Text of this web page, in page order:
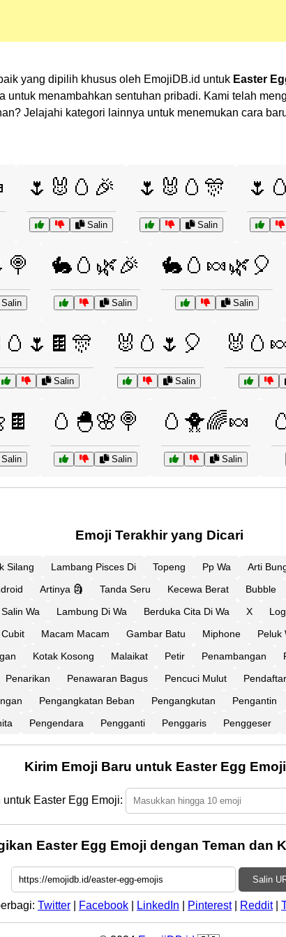
yang dipilih khusus oleh EmojiDB.id untuk Easter
menambahkan sentuhan pribadi. Kami telah
Jelajahi kategori lainnya untuk menemukan cara
🌷🐰🥚🎉
Salin
🌷🐰🥚🎊
Salin
🐇🥚🌿🎉
Salin
🐇🥚🍬🌿🎈
Salin
Salin
🐰🥚🌷🎈
Salin
🥚🐣🌸🍭
Salin
🥚🐥🌈🍬
Salin
Emoji Terakhir yang Dicari
Silang Lambang Pisces Di Topeng Pp Wa Arti
Artinya 🗿 Tanda Seru Kecewa Berat Bubble
Wa
Lambung Di Wa Berduka Cita Di Wa X
Macam Macam Gambar Batu Miphone Peluk
Kotak Kosong Malaikat Petir Penambangan
Penarikan Penawaran Bagus Pencuci Mulut
Pengangkatan Beban Pengangkutan Pengantin
Pengendara Pengganti Penggaris Penggeser
Kirim Emoji Baru untuk Easter Egg
Easter Egg Emoji:
Easter Egg Emoji dengan Teman dan
Salin
Twitter Facebook LinkedIn Pinterest| Reddit|